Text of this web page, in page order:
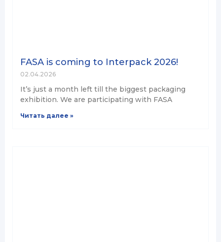
FASA is coming to Interpack 2026!
02.04.2026
It’s just a month left till the biggest packaging
exhibition. We are participating with FASA
Читать далее »